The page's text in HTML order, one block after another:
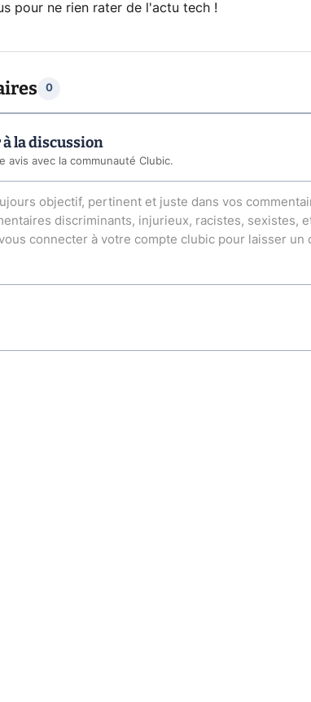
pour ne rien rater de l'actu tech !
0
la discussion
avis avec la communauté Clubic.